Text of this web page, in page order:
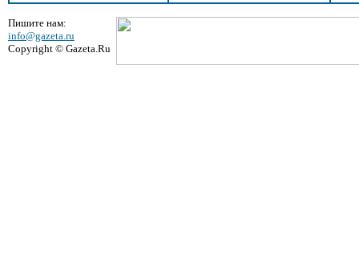
Пишите нам:
info@gazeta.ru
Copyright © Gazeta.Ru